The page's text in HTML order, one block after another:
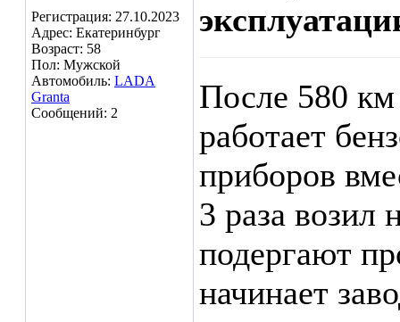
Регистрация: 27.10.2023
Адрес: Екатеринбург
Возраст: 58
Пол: Мужской
Автомобиль: LADA
Granta
Сообщений: 2
После 580 км
работает
приборов
3 раза возил
подергают
начинает